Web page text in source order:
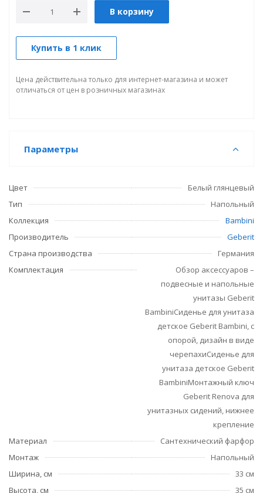
В корзину
Купить в 1 клик
Цена действительна только для интернет-магазина и может
отличаться от цен в розничных магазинах
Параметры
Цвет
Белый глянцевый
Тип
Напольный
Коллекция
Bambini
Производитель
Geberit
Страна производства
Германия
Комплектация
Обзор аксессуаров –
подвесные и напольные
унитазы Geberit
BambiniСиденье для унитаза
детское Geberit Bambini, с
опорой, дизайн в виде
черепахиСиденье для
унитаза детское Geberit
BambiniМонтажный ключ
Geberit Renova для
унитазных сидений, нижнее
крепление
Материал
Сантехнический фарфор
Монтаж
Напольный
Ширина, см
33 см
Высота, см
35 см